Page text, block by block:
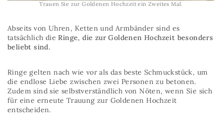
Trauen Sie zur Goldenen Hochzeit ein Zweites Mal.
Abseits von Uhren, Ketten und Armbänder sind es
tatsächlich die Ringe, die zur Goldenen Hochzeit besonders
beliebt sind.
Ringe gelten nach wie vor als das beste Schmuckstück, um
die endlose Liebe zwischen zwei Personen zu betonen.
Zudem sind sie selbstverständlich von Nöten, wenn Sie sich
für eine erneute Trauung zur Goldenen Hochzeit
entscheiden.